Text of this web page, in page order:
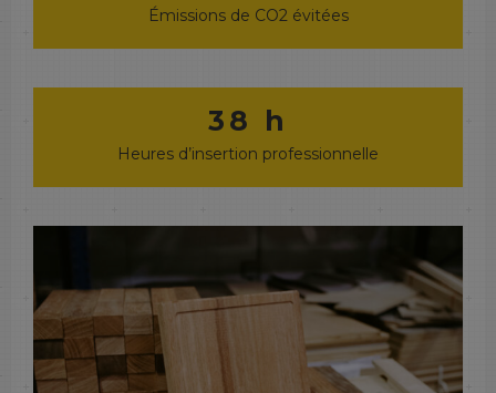
Émissions de CO2 évitées
38 h
Heures d’insertion professionnelle